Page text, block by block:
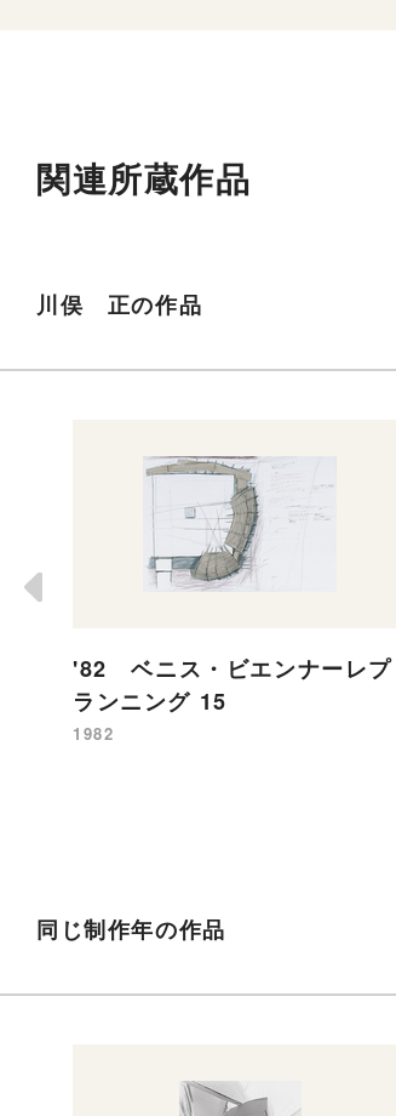
関連所蔵作品
川俣 正の作品
'82 ベニス・ビエンナーレプ
ランニング 15
1982
同じ制作年の作品